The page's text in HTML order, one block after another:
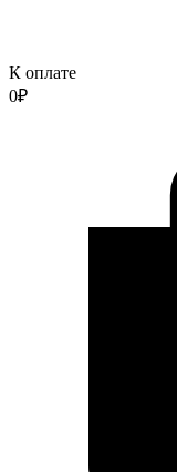
К оплате
0₽